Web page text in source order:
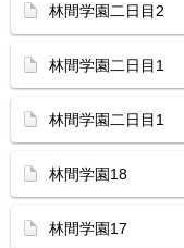
林間学園二日目2
林間学園二日目1
林間学園二日目1
林間学園18
林間学園17